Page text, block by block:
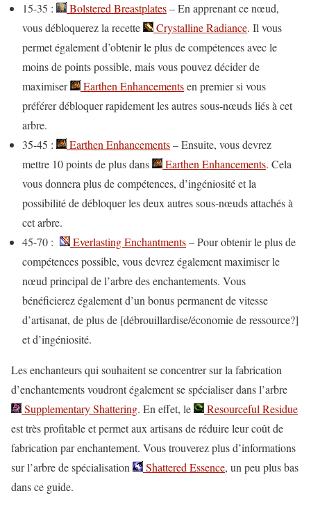
15-35 :
Bolstered Breastplates– En apprenant ce nœud,
vous débloquerez la recette
Crystalline Radiance. Il vous
permet également d’obtenir le plus de compétences avec le
moins de points possible, mais vous pouvez décider de
maximiser
Earthen Enhancementsen premier si vous
préférer débloquer rapidement les autres sous-nœuds liés à cet
arbre.
35-45 :
Earthen Enhancements– Ensuite, vous devrez
mettre 10 points de plus dans
Earthen Enhancements. Cela
vous donnera plus de compétences, d’ingéniosité et la
possibilité de débloquer les deux autres sous-nœuds attachés à
cet arbre.
45-70 :
Everlasting Enchantments– Pour obtenir le plus de
compétences possible, vous devrez également maximiser le
nœud principal de l’arbre des enchantements. Vous
bénéficierez également d’un bonus permanent de vitesse
d’artisanat, de plus de [débrouillardise/économie de ressource?]
et d’ingéniosité.
Les enchanteurs qui souhaitent se concentrer sur la fabrication
d’enchantements voudront également se spécialiser dans l’arbre
Supplementary Shattering. En effet, le
Resourceful Residue
est très profitable et permet aux artisans de réduire leur coût de
fabrication par enchantement. Vous trouverez plus d’informations
sur l’arbre de spécialisation
Shattered Essence, un peu plus bas
dans ce guide.